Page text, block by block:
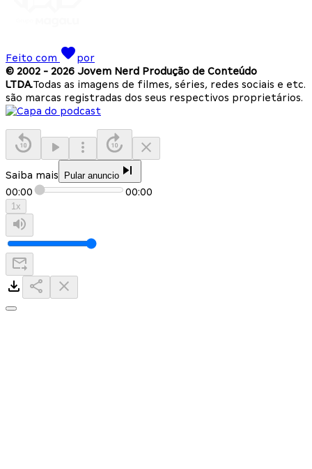
Feito com
por
© 2002 - 2026 Jovem Nerd Produção de Conteúdo
LTDA.Todas as imagens de filmes, séries, redes sociais e etc.
são marcas registradas dos seus respectivos proprietários.
Saiba mais Pular anuncio
00:00 00:00
1x